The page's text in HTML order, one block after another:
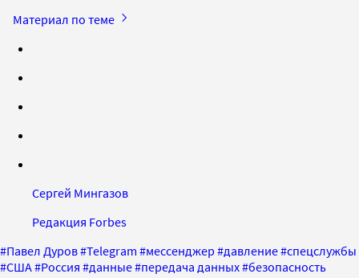
Материал по теме
Сергей Мингазов
Редакция Forbes
#Павел Дуров#Telegram #мессенджер #давление#спецслужбы
#США#Россия #данные#передача данных#безопасность